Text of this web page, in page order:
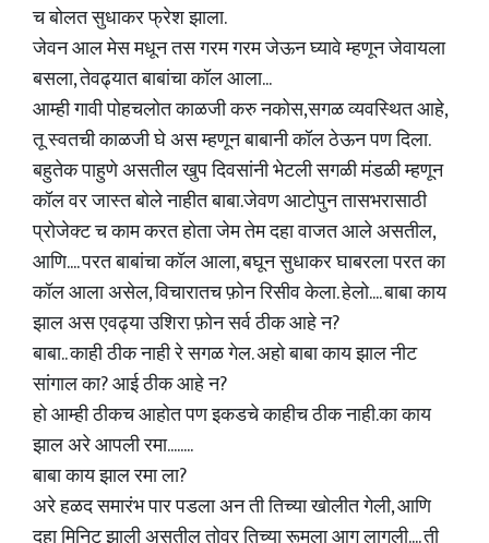
च बोलत सुधाकर फ्रेश झाला.
जेवन आल मेस मधून तस गरम गरम जेऊन घ्यावे म्हणून जेवायला
बसला, तेवढ्यात बाबांचा कॉल आला...
आम्ही गावी पोहचलोत काळजी करु नकोस,सगळ व्यवस्थित आहे,
तू स्वतची काळजी घे अस म्हणून बाबानी कॉल ठेऊन पण दिला.
बहुतेक पाहुणे असतील खुप दिवसांनी भेटली सगळी मंडळी म्हणून
कॉल वर जास्त बोले नाहीत बाबा.जेवण आटोपुन तासभरासाठी
प्रोजेक्ट च काम करत होता जेम तेम दहा वाजत आले असतील,
आणि.... परत बाबांचा कॉल आला, बघून सुधाकर घाबरला परत का
कॉल आला असेल, विचारातच फ़ोन रिसीव केला. हेलो.... बाबा काय
झाल अस एवढ्या उशिरा फ़ोन सर्व ठीक आहे न?
बाबा.. काही ठीक नाही रे सगळ गेल. अहो बाबा काय झाल नीट
सांगाल का? आई ठीक आहे न?
हो आम्ही ठीकच आहोत पण इकडचे काहीच ठीक नाही.का काय
झाल अरे आपली रमा........
बाबा काय झाल रमा ला?
अरे हळद समारंभ पार पडला अन ती तिच्या खोलीत गेली, आणि